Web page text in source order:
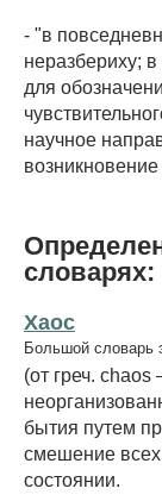
- "в
неразбериху;
для
научное
словарях:
Хаос
Большой словарь
(от греч.
бытия путем
смешение
состоянии.